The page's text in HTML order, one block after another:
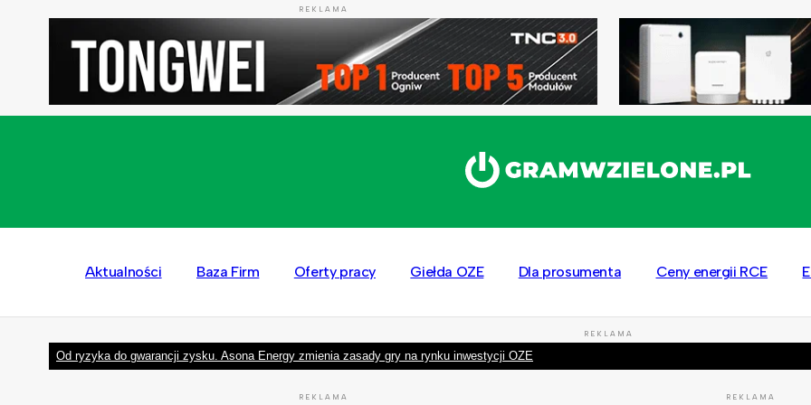
REKLAMA
Aktualności Baza Firm Oferty pracy Giełda OZE Dla prosumenta Ceny energii RCE
REKLAMA
Od ryzyka do gwarancji zysku. Asona Energy zmienia zasady gry na rynku inwestycji OZE
REKLAMA REKLAMA